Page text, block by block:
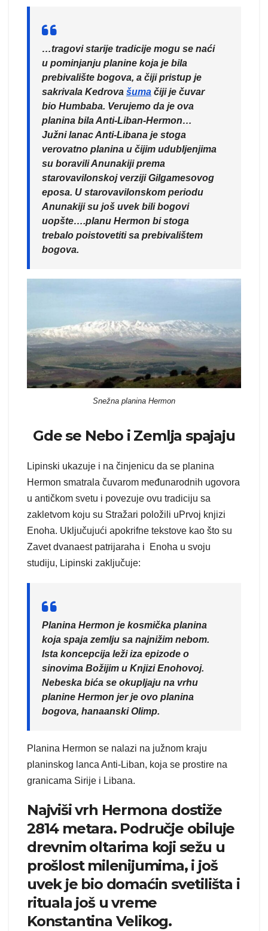
…tragovi starije tradicije mogu se naći
u pominjanju planine koja je bila
prebivalište bogova, a čiji pristup je
sakrivala Kedrova šuma čiji je čuvar
bio Humbaba. Verujemo da je ova
planina bila Anti-Liban-Hermon…
Južni lanac Anti-Libana je stoga
verovatno planina u čijim udubljenjima
su boravili Anunakiji prema
starovavilonskoj verziji Gilgamesovog
eposa. U starovavilonskom periodu
Anunakiji su još uvek bili bogovi
uopšte….planu Hermon bi stoga
trebalo poistovetiti sa prebivalištem
bogova.
Snežna planina Hermon
Gde se Nebo i Zemlja spajaju
Lipinski ukazuje i na činjenicu da se planina
Hermon smatrala čuvarom međunarodnih ugovora
u antičkom svetu i povezuje ovu tradiciju sa
zakletvom koju su Stražari položili uPrvoj knjizi
Enoha. Uključujući apokrifne tekstove kao što su
Zavet dvanaest patrijaraha i Enoha u svoju
studiju, Lipinski zaključuje:
Planina Hermon je kosmička planina
koja spaja zemlju sa najnižim nebom.
Ista koncepcija leži iza epizode o
sinovima Božijim u Knjizi Enohovoj.
Nebeska bića se okupljaju na vrhu
planine Hermon jer je ovo planina
bogova, hanaanski Olimp.
Planina Hermon se nalazi na južnom kraju
planinskog lanca Anti-Liban, koja se prostire na
granicama Sirije i Libana.
Najviši vrh Hermona dostiže
2814 metara. Područje obiluje
drevnim oltarima koji sežu u
prošlost milenijumima, i još
uvek je bio domaćin svetilišta i
rituala još u vreme
Konstantina Velikog.